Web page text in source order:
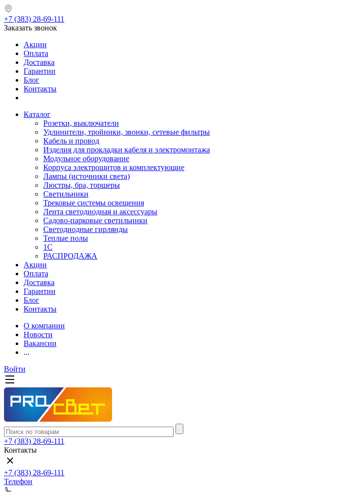
+7 (383) 28-69-111
Заказать звонок
Акции
Оплата
Доставка
Гарантии
Блог
Контакты
Каталог
Розетки, выключатели
Удлинители, тройники, звонки, сетевые фильтры
Кабель и провод
Изделия для прокладки кабеля и электромонтажа
Модульное оборудование
Корпуса электрощитов и комплектующие
Лампы (источники света)
Люстры, бра, торшеры
Светильники
Трековые системы освещения
Лента светодиодная и аксессуары
Садово-парковые светильники
Светодиодные гирлянды
Теплые полы
1С
РАСПРОДАЖА
Акции
Оплата
Доставка
Гарантии
Блог
Контакты
О компании
Новости
Вакансии
...
Войти
+7 (383) 28-69-111
Контакты
+7 (383) 28-69-111
Телефон